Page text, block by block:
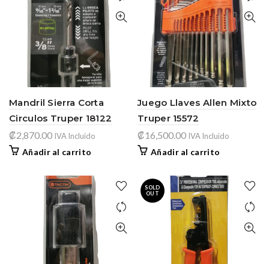
Mandril Sierra Corta
Circulos Truper 18122
₡2,870.00 IVA Incluido
Añadir al carrito
Juego Llaves Allen Mixto
Truper 15572
₡16,500.00 IVA Incluido
Añadir al carrito
SOLD
OUT